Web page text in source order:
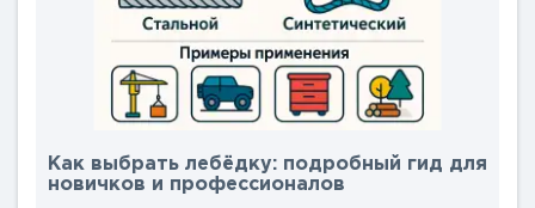
Как выбрать лебёдку: подробный гид для
новичков и профессионалов